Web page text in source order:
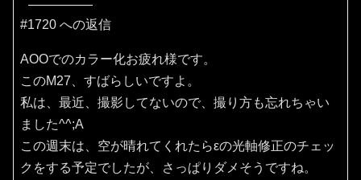
#1720 への返信
AOOでのカラー化お疲れ様です。
このM27、すばらしいですよ。
私は、最近、撮影してないので、撮り方も忘れちゃい
ました^^;A
この週末は、空が晴れてくれたらεの光軸修正のチェッ
クをする予定でしたが、さっぱりダメそうですね。